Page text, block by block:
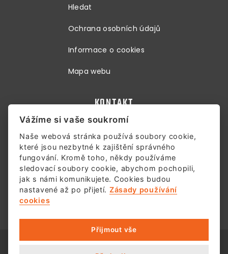
Hledat
Ochrana osobních údajů
Informace o cookies
Mapa webu
KONTAKT
+420 572 612 350
pondělí až pátek 7:00 - 15:30 hod
případně dle dohody
Přemysla Otakara II. 2476 Uherský Brod 688 01
Vážíme si vaše soukromí
Naše webová stránka používá soubory cookie,
které jsou nezbytné k zajištění správného
fungování. Kromě toho, někdy používáme
sledovací soubory cookie, abychom pochopili,
jak s námi komunikujete. Cookies budou
nastavené až po přijetí. Zásady používání
cookies
Přijmout vše